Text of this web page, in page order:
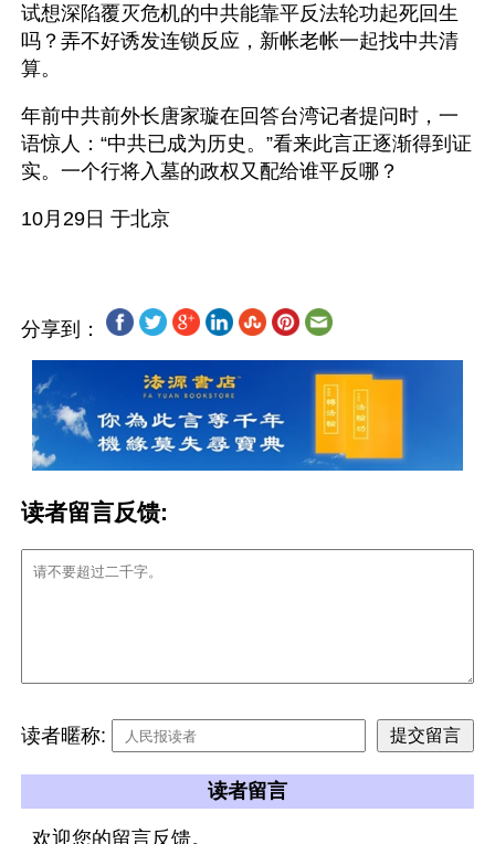
试想深陷覆灭危机的中共能靠平反法轮功起死回生
吗？弄不好诱发连锁反应，新帐老帐一起找中共清
算。
年前中共前外长唐家璇在回答台湾记者提问时，一
语惊人：“中共已成为历史。”看来此言正逐渐得到证
实。一个行将入墓的政权又配给谁平反哪？
分享到：
读者留言反馈:
读者暱称:
读者留言
欢迎您的留言反馈。